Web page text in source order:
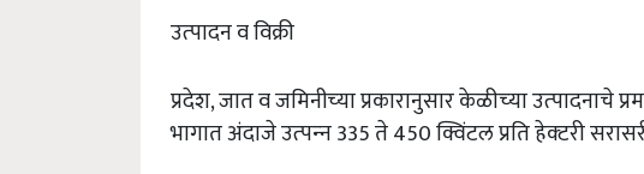
उत्‍पादन व विक्री
प्रदेश, जात व जमिनीच्‍या प्रकारानुसार केळीच्‍या
भागात अंदाजे उत्‍पन्‍न 335 ते 450 क्विंटल प्रति हेक्‍टरी